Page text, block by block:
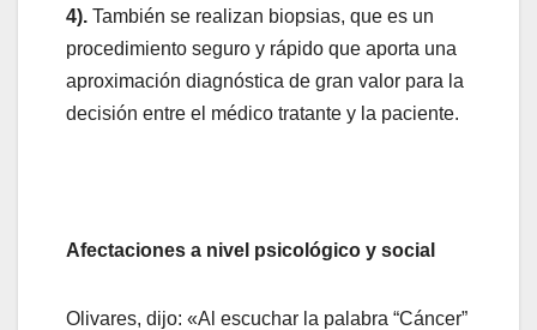
4). También se realizan biopsias, que es un
procedimiento seguro y rápido que aporta una
aproximación diagnóstica de gran valor para la
decisión entre el médico tratante y la paciente.
Afectaciones a nivel psicológico y social
Olivares, dijo: «Al escuchar la palabra “Cáncer”